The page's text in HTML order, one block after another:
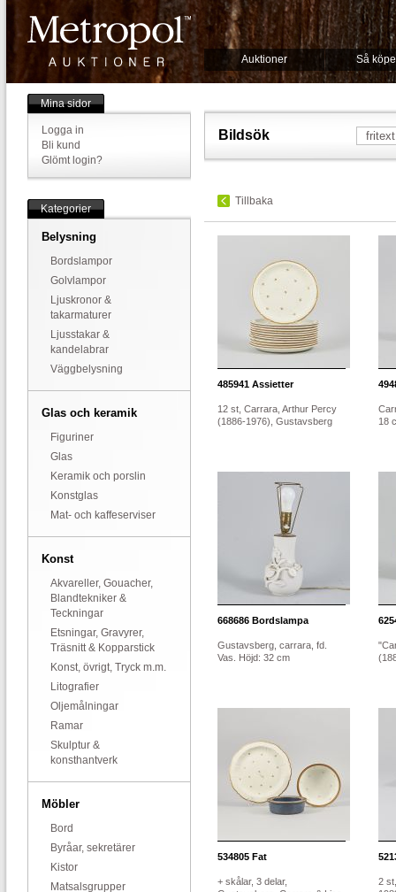
Auktioner Så
Mina sidor
Logga in
Bli kund
Glömt login?
Kategorier
Belysning
Bordslampor
Golvlampor
Ljuskronor &
takarmaturer
Ljusstakar &
kandelabrar
Väggbelysning
Glas och keramik
Figuriner
Glas
Keramik och porslin
Konstglas
Mat- och kaffeserviser
Konst
Akvareller, Gouacher,
Blandtekniker &
Teckningar
Etsningar, Gravyrer,
Träsnitt & Kopparstick
Konst, övrigt, Tryck m.m.
Litografier
Oljemålningar
Ramar
Skulptur &
konsthantverk
Möbler
Bord
Byråar, sekretärer
Kistor
Matsalsgrupper
Bildsök
Tillbaka
485941 Assietter
12 st, Carrara, Arthur Percy
(1886-1976), Gustavsberg
18
668686 Bordslampa
Gustavsberg, carrara, fd.
Vas. Höjd: 32 cm
534805 Fat
+ skålar, 3 delar,
2